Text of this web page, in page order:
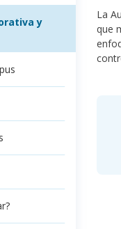
y
La
que